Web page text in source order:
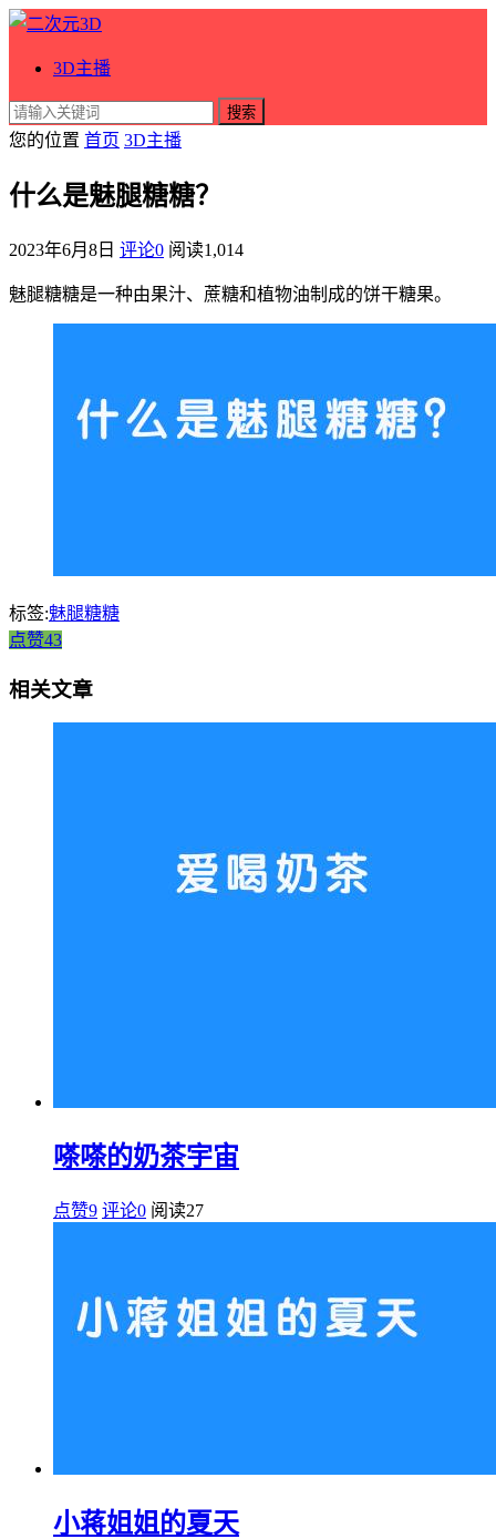
3D主播
搜索
您的位置 首页 3D主播
什么是魅腿糖糖？
2023年6月8日 评论0 阅读1,014
魅腿糖糖是一种由果汁、蔗糖和植物油制成的饼干糖果。
标签:魅腿糖糖
点赞43
相关文章
嗏嗏的奶茶宇宙
点赞9 评论0 阅读27
小蒋姐姐的夏天